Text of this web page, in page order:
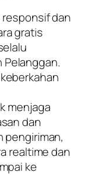
responsif dan
gratis
Pelanggan.
menjaga
dan
pengiriman,
realtime dan
ke